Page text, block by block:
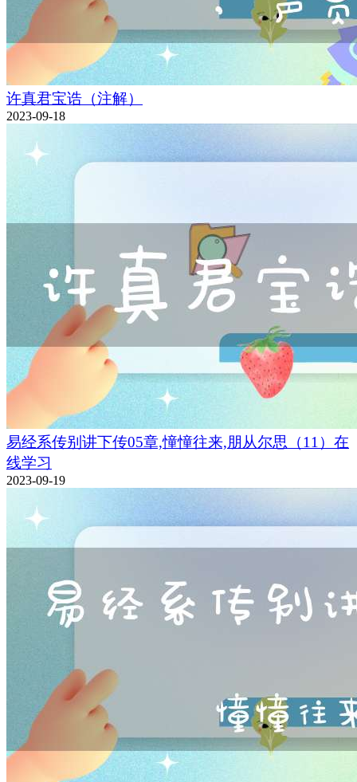
许真君宝诰（注解）
2023-09-18
易经系传别讲下传05章,憧憧往来,朋从尔思（11）在
线学习
2023-09-19